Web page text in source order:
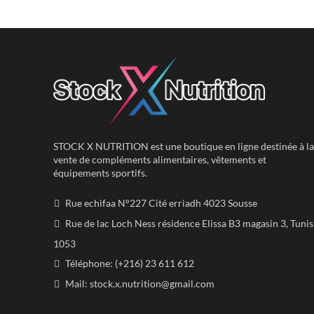
STOCK X NUTRITION est une boutique en ligne destinée à la
vente de compléments alimentaires, vêtements et
équipements sportifs.
Rue echifaa N°227 Cité erriadh 4023 Sousse
Rue de lac Loch Ness résidence Elissa B3 magasin 3, Tunis
1053
Téléphone: (+216) 23 611 612
Mail: stock.x.nutrition@gmail.com